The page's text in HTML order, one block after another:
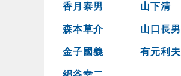
香月泰男 山下清
森本草介 山口長男
金子國義 有元利夫